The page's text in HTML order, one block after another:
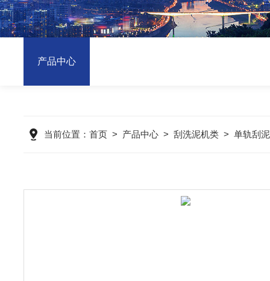
产品中心
当前位置： 首页 > 产品中心 > 刮洗泥机类 > 单轨刮